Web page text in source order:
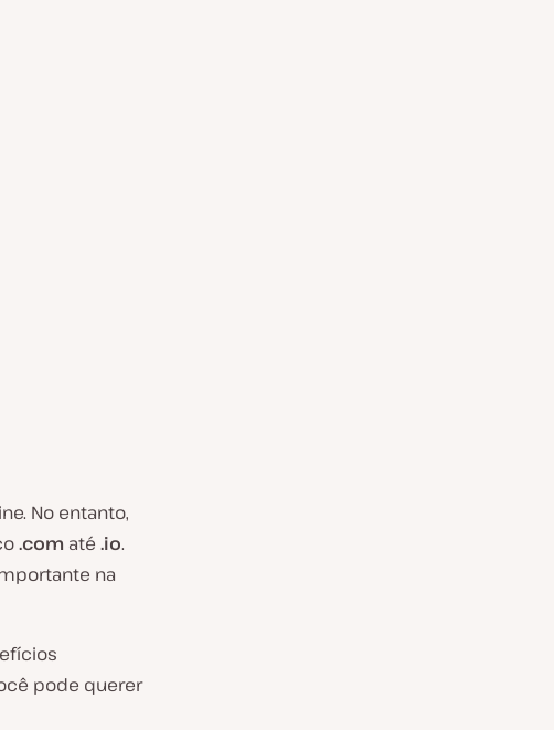
No entanto,
.com até .io.
na
pode querer